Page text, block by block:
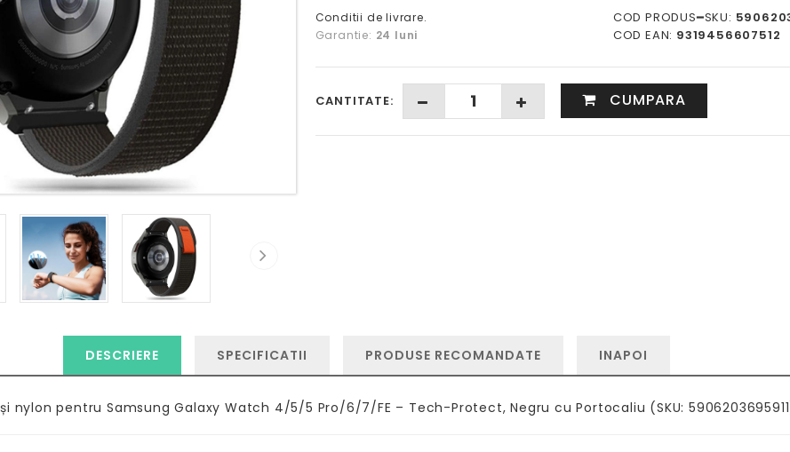
Conditii de livrare.
Garantie: 24 luni
COD PRODUS━SKU:
COD EAN: 9319456607512
CANTITATE: CUMPARA
DESCRIERE SPECIFICATII PRODUSE RECOMANDATE INAPOI
nylon pentru Samsung Galaxy Watch 4/5/5 Pro/6/7/FE – Tech-Protect, Negru cu Portocaliu (SKU: